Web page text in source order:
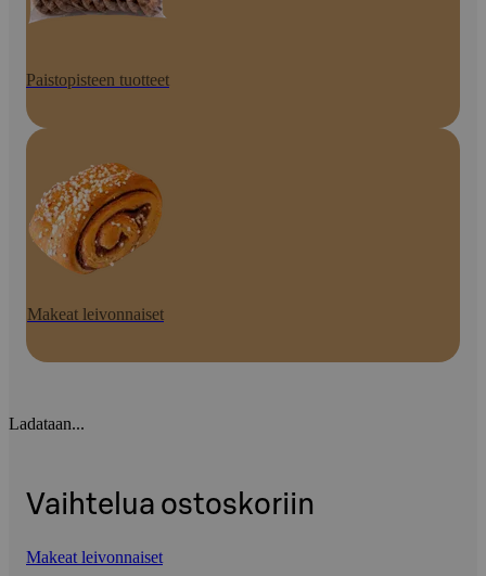
Paistopisteen tuotteet
Makeat leivonnaiset
Ladataan...
Vaihtelua ostoskoriin
Makeat leivonnaiset